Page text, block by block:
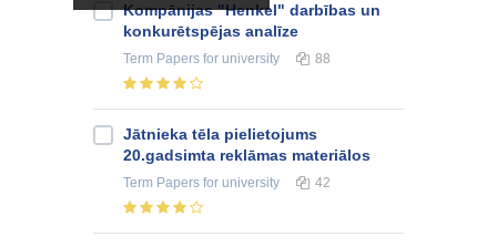
Kompānijas "Henkel" darbības un
konkurētspējas analīze
Term Papers for university 88
Jātnieka tēla pielietojums
20.gadsimta reklāmas materiālos
Term Papers for university 42